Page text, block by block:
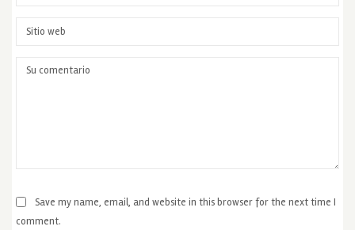
Save my name, email, and website in this browser for the next time I
comment.